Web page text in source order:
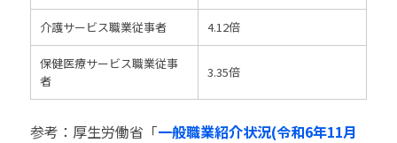
介護サービス職業従事者 4.12倍
保健医療サービス職業従事
者
3.35倍
参考：厚生労働省「一般職業紹介状況(令和6年11月